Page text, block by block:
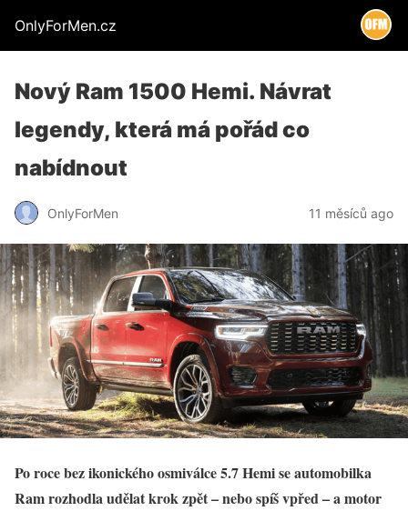
OnlyForMen.cz
Nový Ram 1500 Hemi. Návrat
legendy, která má pořád co
nabídnout
OnlyForMen 11 měsíců ago
Po roce bez ikonického osmiválce 5.7 Hemi se automobilka
Ram rozhodla udělat krok zpět – nebo spíš vpřed – a motor